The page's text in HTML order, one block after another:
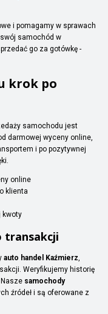
i pomagamy w sprawach
samochód w
go za gotówkę -
krok po
samochodu jest
darmowej wyceny online,
i po pozytywnej
online
klienta
kwoty
transakcji
auto handel Kaźmierz,
Weryfikujemy historię
samochody
źródeł i są oferowane z